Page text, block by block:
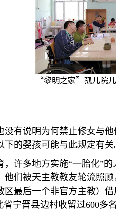
“黎明之家”孤儿院
有说明为何禁止修女与
下的婴孩可能与此规定有关
，许多地方实施“一胎化”的
们被天主教教友轮流照
区最后一个非官方主教）借
省宁晋县边村收留过600多